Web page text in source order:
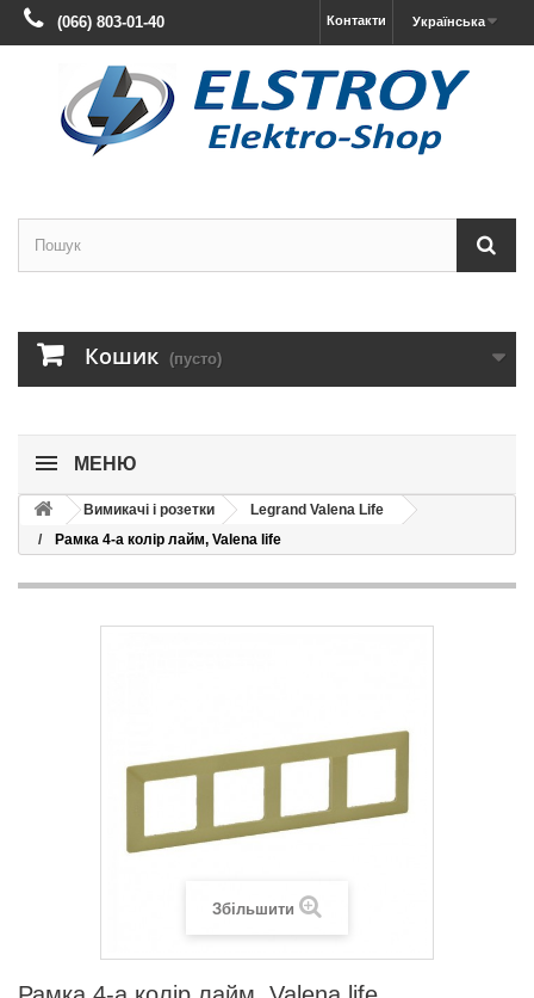
Українська
Контакти
(066) 803-01-40
Кошик (пусто)
МЕНЮ
Вимикачі і розетки
Legrand Valena Life
Рамка 4-а колір лайм, Valena life
Збільшити